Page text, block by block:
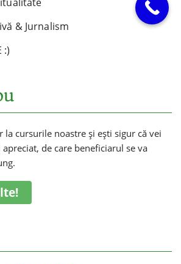
& Jurnalism
:)
la cursurile noastre și ești sigur că vei
de care beneficiarul se va